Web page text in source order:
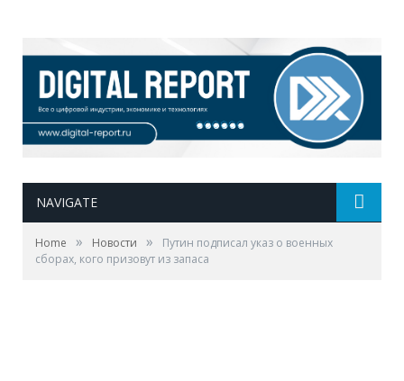
NAVIGATE
Home » Новости »
Путин подписал указ о военных
сборах, кого призовут из запаса